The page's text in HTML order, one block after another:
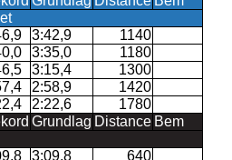
3:42,9
1140
3:35,0
1180
3:15,4
1300
2:58,9
1420
2:22,6
1780
Grundlag Distance Bem
3:09,8
640